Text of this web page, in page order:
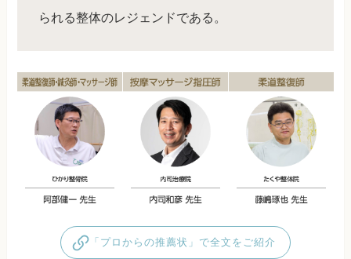
られる整体のレジェンドである。
「プロからの推薦状」で全文をご紹介